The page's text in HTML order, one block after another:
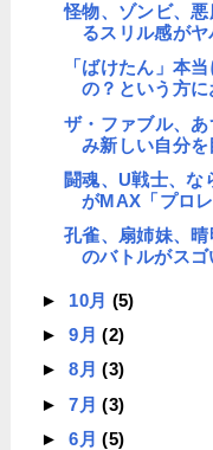
怪物、ゾンビ、
るスリル感が
「ばけたん」本
の？という方
ザ・ファブル、
み新しい自分
闘魂、U戦士、
がMAX「プロ
孔雀、扇姉妹、
のバトルがス
► 10月 (5)
►9月(2)
►8月(3)
►7月(3)
►6月(5)